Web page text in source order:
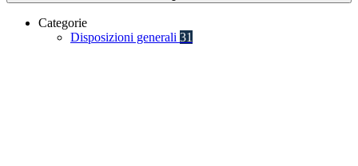
Categorie
Disposizioni generali 31